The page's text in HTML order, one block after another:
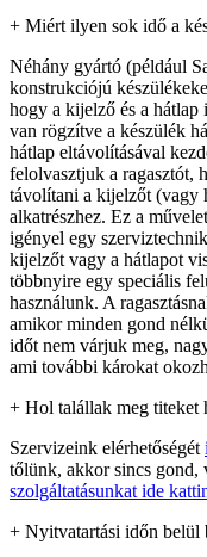
+ Miért ilyen sok idő a
Néhány gyártó (például
konstrukciójú
hogy a kijelző és a hátlap
van rögzítve a készülék
hátlap eltávolításával
felolvasztjuk a ragasztót,
távolítani a kijelzőt (vagy
alkatrészhez. Ez a
igényel egy
kijelzőt vagy a hátlapot
többnyire egy speciális
használunk. A
amikor minden gond
időt nem várjuk meg,
ami további károkat
+ Hol talállak meg titeket
Szervizeink elérhetőségét
tőlünk, akkor sincs gond,
szolgáltatásunkat ide
+ Nyitvatartási időn belül